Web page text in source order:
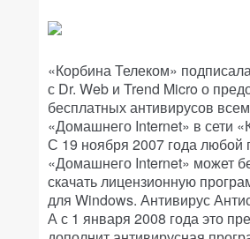
«Корбина Телеком»
с Dr. Web и Trend Micro о
бесплатных антивирусов
«Домашнего Internet» в сети
С 19 ноября 2007 года любой
«Домашнего Internet» может
скачать лицензионную
для Windows. Антивирус
А с 1 января 2008 года это